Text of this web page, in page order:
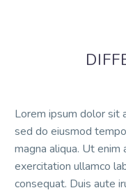
Lorem ipsum dolor sit
sed do eiusmod
magna aliqua. Ut enim
exercitation ullamco
consequat. Duis aute